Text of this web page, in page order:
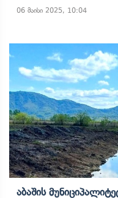
06 მაისი 2025, 10:04
Აბაშის